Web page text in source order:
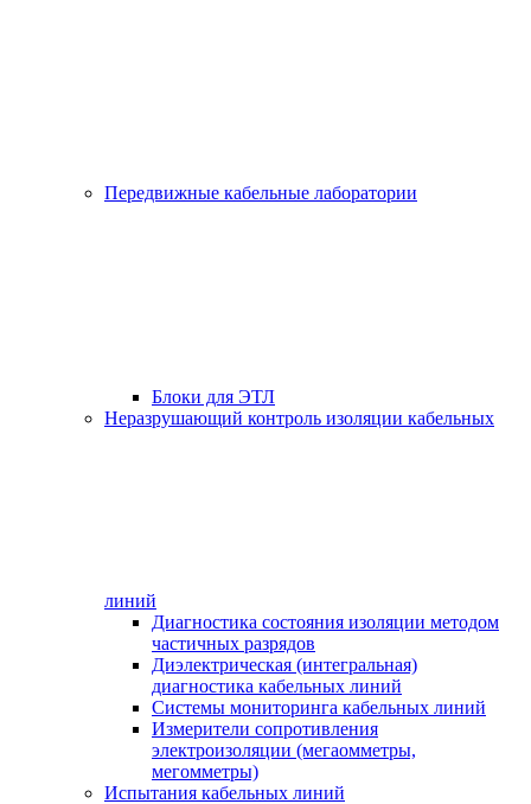
Передвижные кабельные лаборатории
Блоки для ЭТЛ
Неразрушающий контроль изоляции кабельных
линий
Диагностика состояния изоляции методом
частичных разрядов
Диэлектрическая (интегральная)
диагностика кабельных линий
Системы мониторинга кабельных линий
Измерители сопротивления
электроизоляции (мегаомметры,
мегомметры)
Испытания кабельных линий